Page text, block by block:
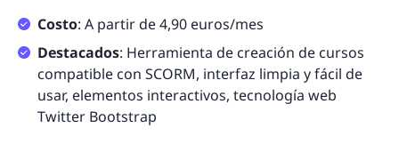
Costo: A partir de 4,90 euros/mes
Destacados: Herramienta de creación de cursos
compatible con SCORM, interfaz limpia y fácil de
usar, elementos interactivos, tecnología web
Twitter Bootstrap